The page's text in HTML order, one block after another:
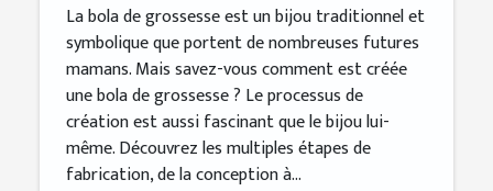
La bola de grossesse est un bijou traditionnel et
symbolique que portent de nombreuses futures
mamans. Mais savez-vous comment est créée
une bola de grossesse ? Le processus de
création est aussi fascinant que le bijou lui-
même. Découvrez les multiples étapes de
fabrication, de la conception à...